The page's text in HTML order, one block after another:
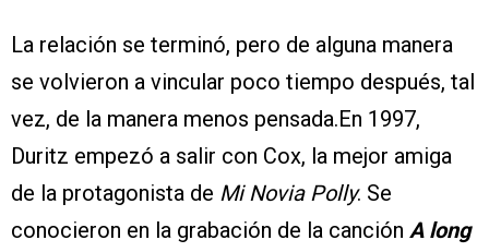
La relación se terminó, pero de alguna manera
se volvieron a vincular poco tiempo después, tal
vez, de la manera menos pensada.En 1997,
Duritz empezó a salir con Cox, la mejor amiga
de la protagonista de Mi Novia Polly. Se
conocieron en la grabación de la canción A long